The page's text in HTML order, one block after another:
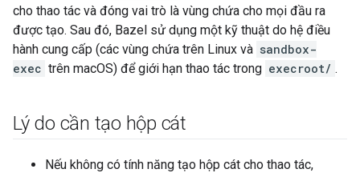
cho thao tác và đóng vai trò là vùng chứa cho mọi đầu ra
được tạo. Sau đó, Bazel sử dụng một kỹ thuật do hệ điều
hành cung cấp (các vùng chứa trên Linux và sandbox-
exec trên macOS) để giới hạn thao tác trong execroot/ .
Lý do cần tạo hộp cát
Nếu không có tính năng tạo hộp cát cho thao tác,